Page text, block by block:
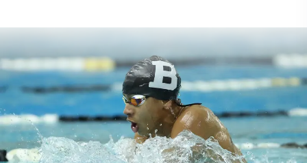
Cette compétition, qui réunit les meilleurs
slameurs de la planète, s’est deroulée en
terre africaine, plus précisément au Togo.
Dans un pays tenu à la gorge, un pays qui
s’éteint de bout en bout, sous le
dangereux exploit d’une certaine part
armée de sa jeunesse, la performance
extraordinaire de Beven dans cette